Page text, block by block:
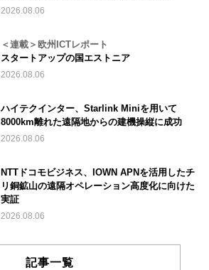
2026.08.06
＜連載＞欧州ICTレポート
スタートアップの国エストニア
2026.08.06
ハイテクインター、Starlink Miniを用いて
8000km離れた遠隔地からの建機操縦に成功
2026.08.06
NTTドコモビジネス、IOWN APNを活用したチ
リ銅鉱山の遠隔オペレーション高度化に向けた
実証
2026.08.06
記事一覧